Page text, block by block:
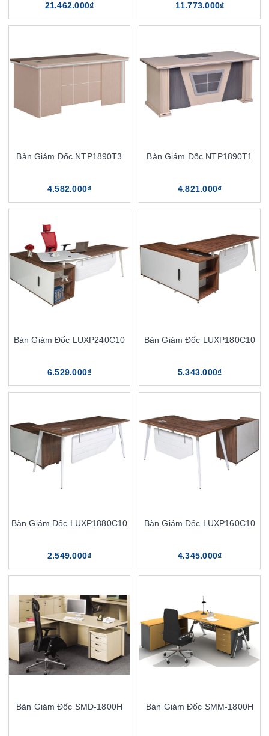
21.462.000₫ 11.773.000₫
Bàn Giám Đốc NTP1890T3
4.582.000₫
Bàn Giám Đốc NTP1890T1
4.821.000₫
Bàn Giám Đốc LUXP240C10
6.529.000₫
Bàn Giám Đốc LUXP180C10
5.343.000₫
Bàn Giám Đốc LUXP1880C10
2.549.000₫
Bàn Giám Đốc LUXP160C10
4.345.000₫
Bàn Giám Đốc SMD-1800H Bàn Giám Đốc SMM-1800H